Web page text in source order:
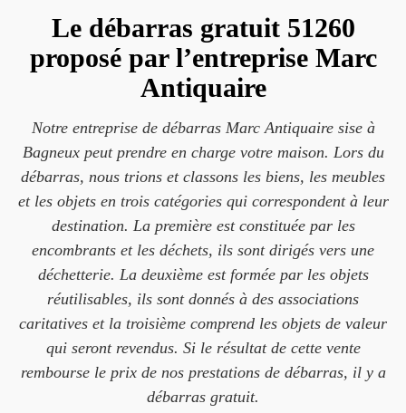
Le débarras gratuit 51260
proposé par l’entreprise Marc
Antiquaire
Notre entreprise de débarras Marc Antiquaire sise à
Bagneux peut prendre en charge votre maison. Lors du
débarras, nous trions et classons les biens, les meubles
et les objets en trois catégories qui correspondent à leur
destination. La première est constituée par les
encombrants et les déchets, ils sont dirigés vers une
déchetterie. La deuxième est formée par les objets
réutilisables, ils sont donnés à des associations
caritatives et la troisième comprend les objets de valeur
qui seront revendus. Si le résultat de cette vente
rembourse le prix de nos prestations de débarras, il y a
débarras gratuit.